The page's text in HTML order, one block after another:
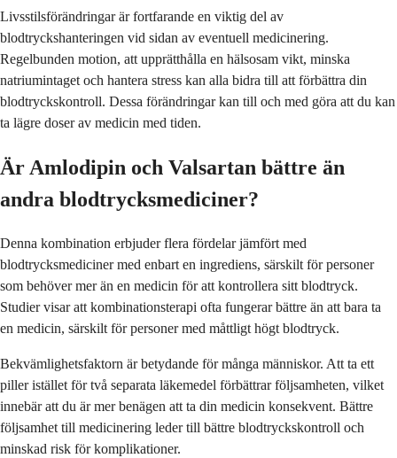
Livsstilsförändringar är fortfarande en viktig del av
blodtryckshanteringen vid sidan av eventuell medicinering.
Regelbunden motion, att upprätthålla en hälsosam vikt, minska
natriumintaget och hantera stress kan alla bidra till att förbättra din
blodtryckskontroll. Dessa förändringar kan till och med göra att du kan
ta lägre doser av medicin med tiden.
Är Amlodipin och Valsartan bättre än
andra blodtrycksmediciner?
Denna kombination erbjuder flera fördelar jämfört med
blodtrycksmediciner med enbart en ingrediens, särskilt för personer
som behöver mer än en medicin för att kontrollera sitt blodtryck.
Studier visar att kombinationsterapi ofta fungerar bättre än att bara ta
en medicin, särskilt för personer med måttligt högt blodtryck.
Bekvämlighetsfaktorn är betydande för många människor. Att ta ett
piller istället för två separata läkemedel förbättrar följsamheten, vilket
innebär att du är mer benägen att ta din medicin konsekvent. Bättre
följsamhet till medicinering leder till bättre blodtryckskontroll och
minskad risk för komplikationer.